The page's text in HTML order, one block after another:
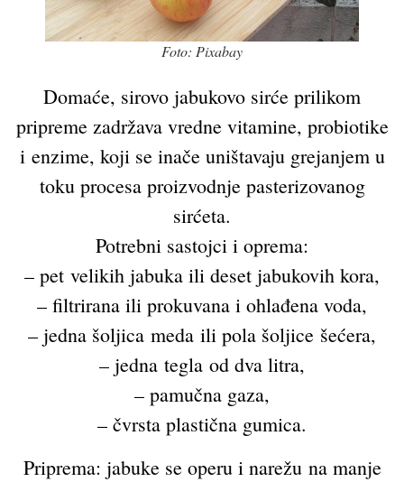
Foto: Pixabay
Domaće, sirovo jabukovo sirće prilikom
pripreme zadržava vredne vitamine, probiotike
i enzime, koji se inače uništavaju grejanjem u
toku procesa proizvodnje pasterizovanog
sirćeta.
Potrebni sastojci i oprema:
– pet velikih jabuka ili deset jabukovih kora,
– filtrirana ili prokuvana i ohlađena voda,
– jedna šoljica meda ili pola šoljice šećera,
– jedna tegla od dva litra,
– pamučna gaza,
– čvrsta plastična gumica.
Priprema: jabuke se operu i narežu na manje